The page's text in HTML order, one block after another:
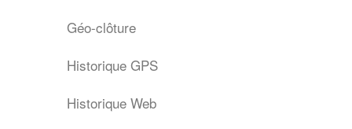
Géo-clôture
Historique GPS
Historique Web